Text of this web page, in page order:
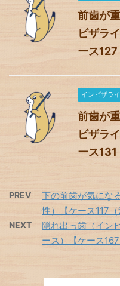
前歯が
ビザラ
ース
インビザラ
前歯が
ビザラ
ース
PREV
下の前歯が気にな
性）【ケース117
NEXT
隠れ出っ歯（イン
ース）【ケース